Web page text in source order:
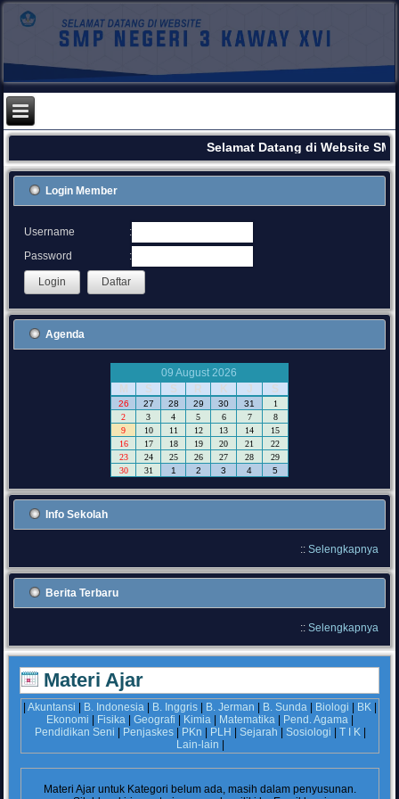
Selamat Datang di Website
Login Member
Username
:
Password
:
Agenda
09 August 2026
M
S S R K J S
26 27 28 29 30 31
1
2
3 4 5 6 7
8
9
10 11 12 13 14
15
16
17 18 19 20 21
22
23
24 25 26 27 28
29
30
31 1 2 3 4 5
Info Sekolah
:: Selengkapnya
Berita Terbaru
:: Selengkapnya
Materi Ajar
|Akuntansi B. Indonesia B. Inggris B. Jerman B. Sunda Biologi BK
Ekonomi
Fisika |Geografi Kimia Matematika Pend. Agama
Pendidikan Seni
Penjaskes| PKn PLH Sejarah Sosiologi T I K|
Lain-lain
Materi Ajar untuk Kategori belum ada, masih dalam penyusunan.